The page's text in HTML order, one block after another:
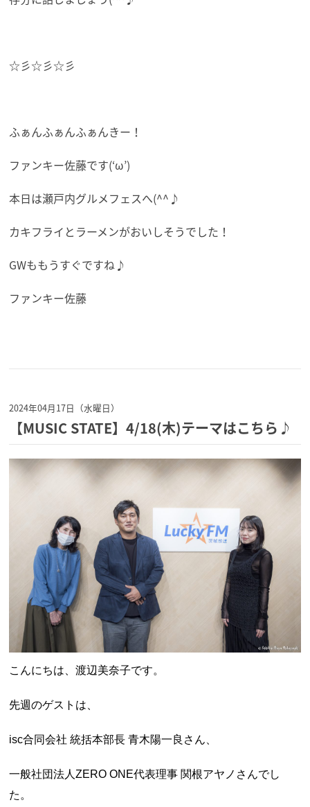
☆彡☆彡☆彡
ふぁんふぁんふぁんきー！
ファンキー佐藤です(‘ω’)
本日は瀬戸内グルメフェスへ(^^♪
カキフライとラーメンがおいしそうでした！
GWももうすぐですね♪
ファンキー佐藤
2024年04月17日（水曜日）
【MUSIC STATE】4/18(木)テーマはこちら♪
こんにちは、渡辺美奈子です。
先週のゲストは、
isc合同会社 統括本部長 青木陽一良さん、
一般社団法人ZERO ONE代表理事 関根アヤノさんでし
た。